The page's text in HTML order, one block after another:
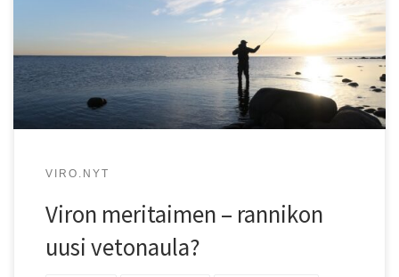
luotu meritaimenen rannalta kalastamiseen.
VIRO.NYT
Viron meritaimen – rannikon
uusi vetonaula?